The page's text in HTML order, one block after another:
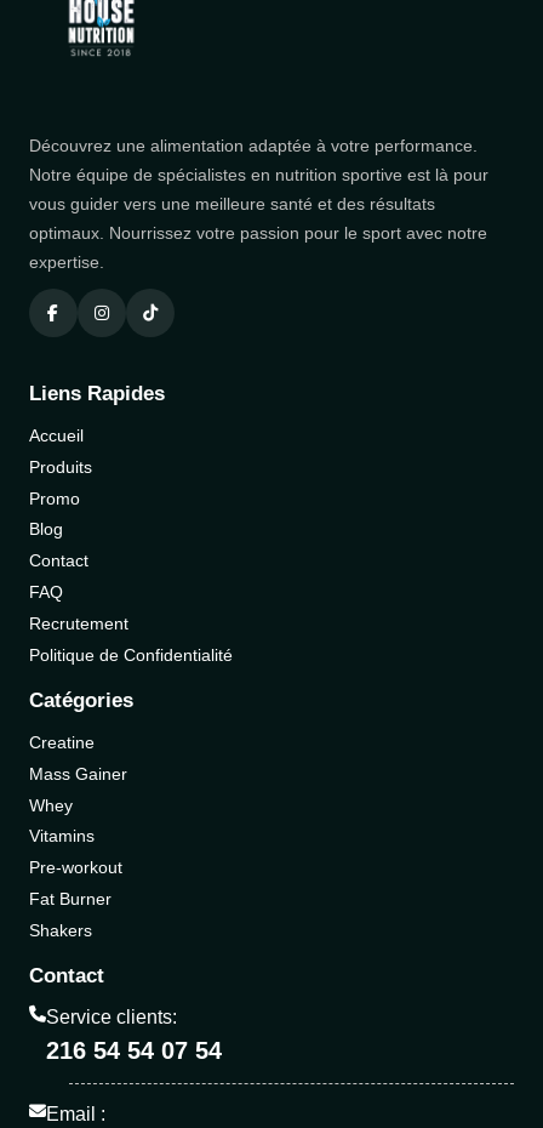
Découvrez une alimentation adaptée à votre performance.
Notre équipe de spécialistes en nutrition sportive est là pour
vous guider vers une meilleure santé et des résultats
optimaux. Nourrissez votre passion pour le sport avec notre
expertise.
Liens Rapides
Accueil
Produits
Promo
Blog
Contact
FAQ
Recrutement
Politique de Confidentialité
Catégories
Creatine
Mass Gainer
Whey
Vitamins
Pre-workout
Fat Burner
Shakers
Contact
Service clients:
216 54 54 07 54
Email :